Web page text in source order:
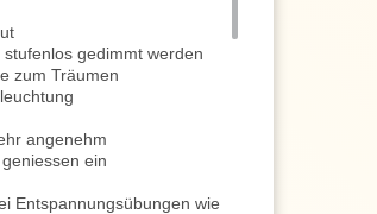
gedimmt werden
zum Träumen
angenehm
ein
Entspannungsübungen wie